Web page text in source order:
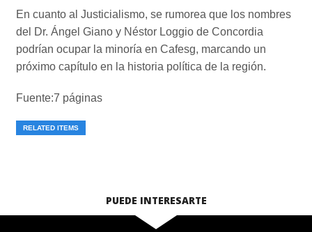
En cuanto al Justicialismo, se rumorea que los nombres
del Dr. Ángel Giano y Néstor Loggio de Concordia
podrían ocupar la minoría en Cafesg, marcando un
próximo capítulo en la historia política de la región.
Fuente:7 páginas
RELATED ITEMS
PUEDE INTERESARTE